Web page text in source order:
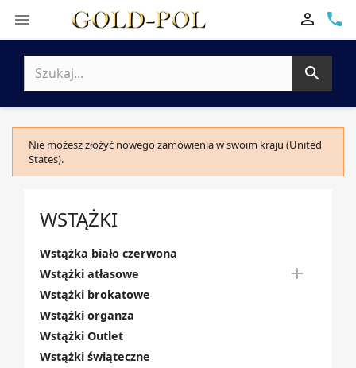
 phone


Nie możesz złożyć nowego zamówienia w swoim kraju (United
States).
WSTĄŻKI
Wstążka biało czerwona
Wstążki atłasowe

Wstążki brokatowe
Wstążki organza
Wstążki Outlet
Wstążki świąteczne